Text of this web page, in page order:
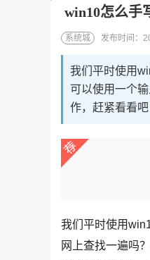
win10怎么手
系统城 发布时间：
我们平时使用
可以使用一个
作，赶紧看看吧
我们平时使用
网上查找一遍吗